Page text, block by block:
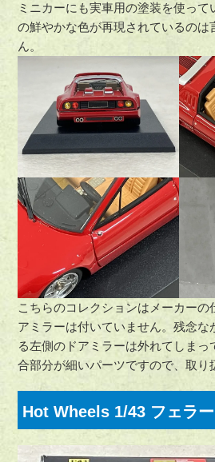
ミニカーにも実車用の塗装を使って
の鮮やかな色が再現されているのは
ん。
こちらのコレクションはメーカーの
アミラーは付いていません。残念な
る左側のドアミラーは外れてしまっ
合部分が細いパーツですので、取り
Hot Wheels 1/43 フェラ